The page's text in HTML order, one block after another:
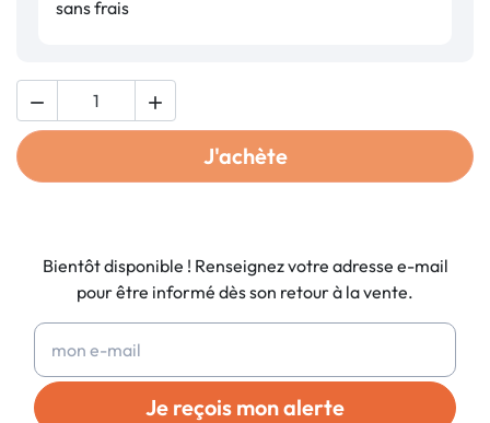
sans frais
 
J'achète
Bientôt disponible ! Renseignez votre adresse e-mail
pour être informé dès son retour à la vente.
Je reçois mon alerte